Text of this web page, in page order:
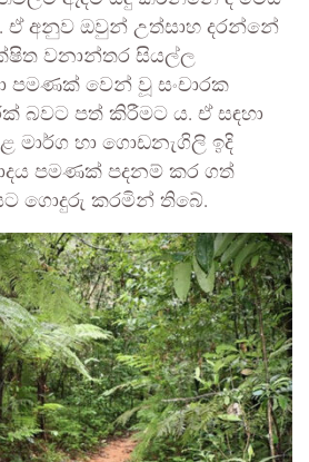
අනුව ඔවුන් උත්සාහ දරන්නේ
වනාන්තර සියල්ල
පමණක් වෙන් වූ සංචාරක
බවට පත් කිරීමට ය. ඒ සඳහා
මාර්ග හා ගොඩනැගිලි ඉදි
පමණක් පදනම් කර ගත්
ගොදුරු කරමින් තිබේ.